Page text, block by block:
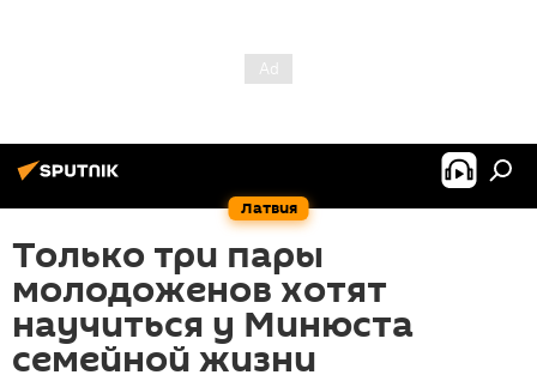
Латвия
Только три пары
молодоженов хотят
научиться у Минюста
семейной жизни